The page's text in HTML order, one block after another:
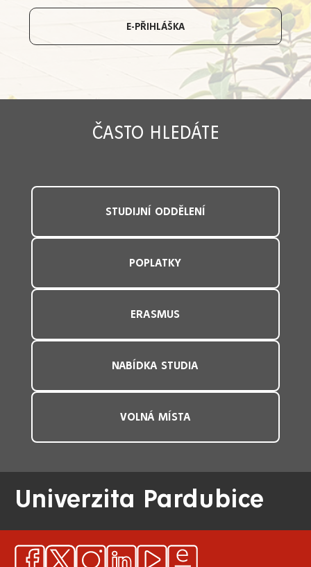
E-PŘIHLÁŠKA
ČASTO HLEDÁTE
STUDIJNÍ ODDĚLENÍ
POPLATKY
ERASMUS
NABÍDKA STUDIA
VOLNÁ MÍSTA
Univerzita Pardubice